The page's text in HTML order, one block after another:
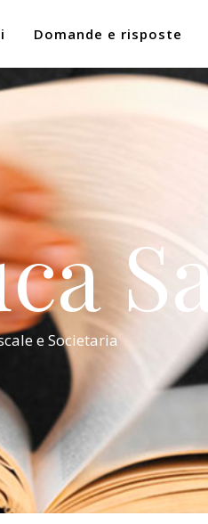
Domande e risposte
e Societaria